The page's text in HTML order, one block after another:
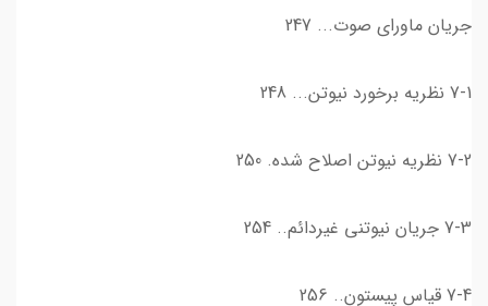
جریان ماورای صوت... 247
7-1 نظریه برخورد نیوتن... 248
7-2 نظریه نيوتن اصلاح شده. 250
7-3 جريان نيوتني غيردائم.. 254
7-4 قیاس پیستون.. 256